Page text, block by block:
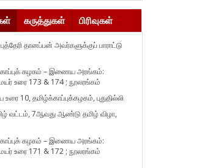
கருத்துகள் பிரிவுகள்
தானப்பன் அவர்களுக்குப் பாராட்டு
காப்புக் கழகம் – இணைய அரங்கம்:
உரை 173 & 174 ; நூலரங்கம்
10, தமிழ்க்காப்புக்கழகம், புதுதில்லி
வட்டம், 7ஆவது ஆண்டு தமிழ் விழா,
காப்புக் கழகம் – இணைய அரங்கம்:
உரை 171 & 172 ; நூலரங்கம்